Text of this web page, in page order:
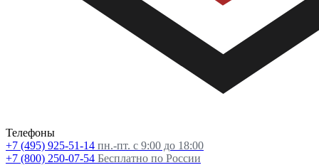
Телефоны
+7 (495) 925-51-14 пн.-пт. с 9:00 до 18:00
+7 (800) 250-07-54 Бесплатно по России